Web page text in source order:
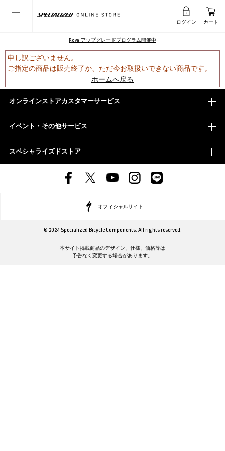
ログイン カート
Rovalアップグレードプログラム開催中
申し訳ございません。
ご指定の商品は販売終了か、ただ今お取扱いできない商品です。
ホームへ戻る
オンラインストアカスタマーサービス
イベント・その他サービス
スペシャライズドストア
オフィシャルサイト
© 2024 Specialized Bicycle Components. All rights reserved.
本サイト掲載商品のデザイン、仕様、価格等は
予告なく変更する場合があります。